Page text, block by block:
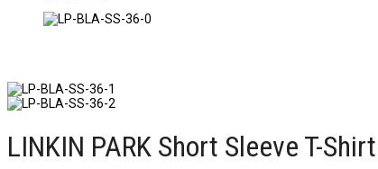
LINKIN PARK Short Sleeve T-